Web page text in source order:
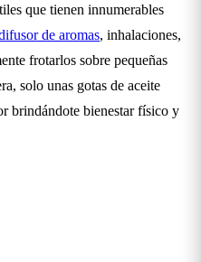
que tienen innumerables
de aromas, inhalaciones,
frotarlos sobre pequeñas
solo unas gotas de aceite
brindándote bienestar físico y